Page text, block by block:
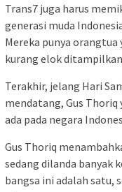
Trans7 juga harus
generasi muda
Mereka punya
kurang elok
Terakhir, jelang Hari
mendatang, Gus Thoriq
ada pada negara
Gus Thoriq
sedang dilanda banyak
bangsa ini adalah satu,